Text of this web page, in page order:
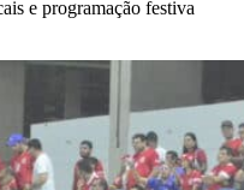
e programação festiva